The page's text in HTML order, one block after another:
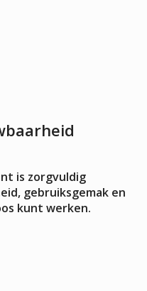
is zorgvuldig
gebruiksgemak en
kunt werken.